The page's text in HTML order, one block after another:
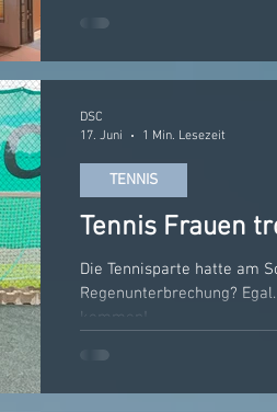
um 16 Uhr mit einem
Glitzertattoos gab es auch
Tennis Frauen
Die Tennisparte hatte am
Regenunterbrechung?
kommen!
TENNIS
DSC
17. Juni
1 Min. Lesezeit